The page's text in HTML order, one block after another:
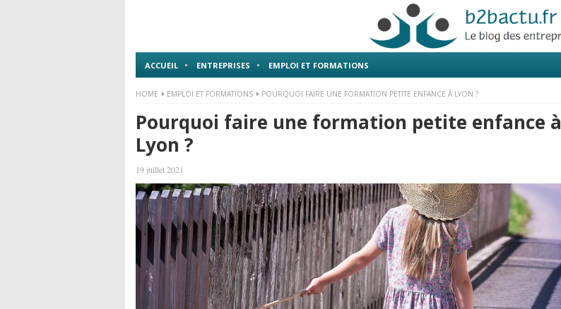
ACCUEIL ENTREPRISES EMPLOI ET FORMATIONS
HOME EMPLOI ET FORMATIONS POURQUOI FAIRE UNE FORMATION PETITE ENFANCE À LYON ?
Pourquoi faire une formation petite enfance à
Lyon ?
19 juillet 2021